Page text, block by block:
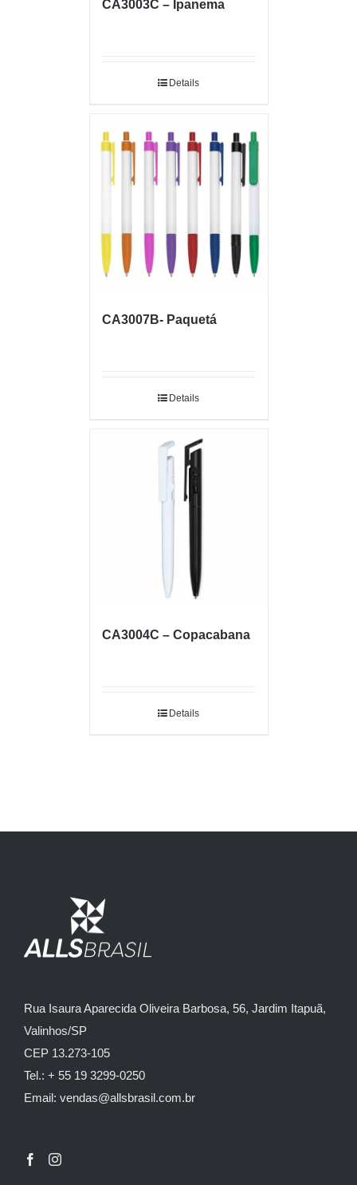
CA3003C – Ipanema
Details
CA3007B- Paquetá
Details
CA3004C – Copacabana
Details
Rua Isaura Aparecida Oliveira Barbosa, 56, Jardim Itapuã,
Valinhos/SP
CEP 13.273-105
Tel.: + 55 19 3299-0250
Email: vendas@allsbrasil.com.br